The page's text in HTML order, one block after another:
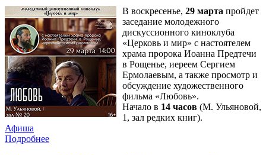
В воскресенье, 29 марта пройдет
заседание молодежного
дискуссионного киноклуба
«Церковь и мир» с настоятелем
храма пророка Иоанна Предтечи
в Рощенье, иереем Сергием
Ермолаевым, а также просмотр и
обсуждение художественного
фильма «Любовь».
Начало в 14 часов (М. Ульяновой,
1, зал редких книг).
Афиша
Подробнее